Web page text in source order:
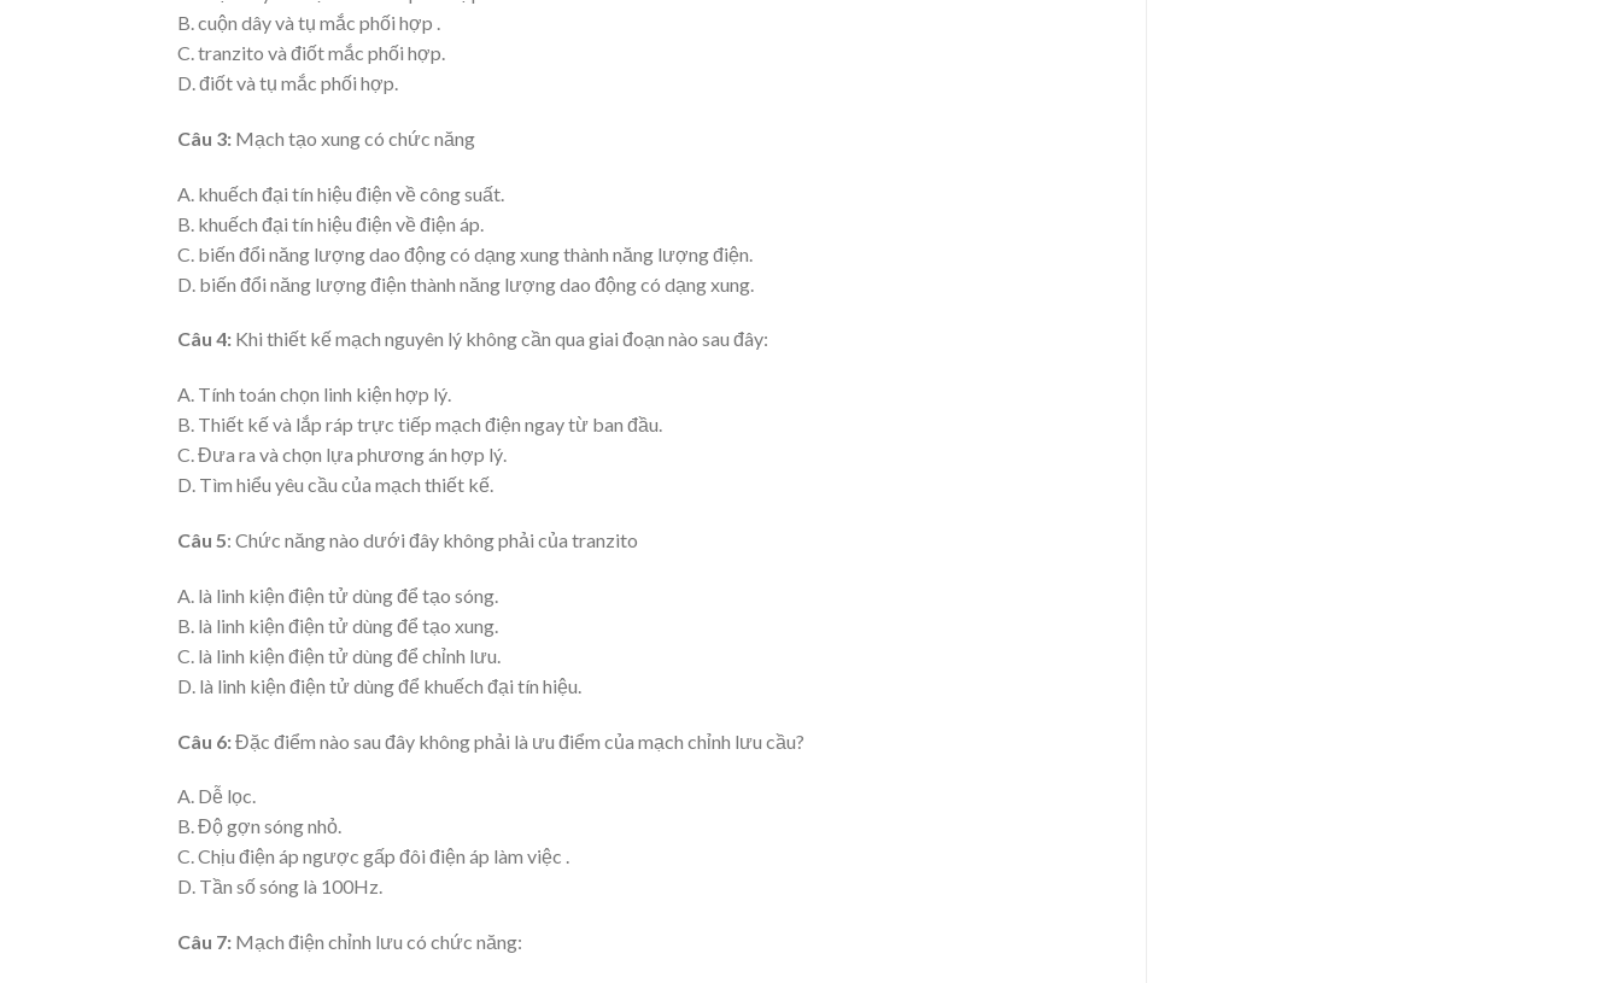
B. cuộn dây và tụ mắc phối hợp .
C. tranzito và điốt mắc phối hợp.
D. điốt và tụ mắc phối hợp.
Câu 3: Mạch tạo xung có chức năng
A. khuếch đại tín hiệu điện về công suất.
B. khuếch đại tín hiệu điện về điện áp.
C. biến đổi năng lượng dao động có dạng xung thành năng lượng điện.
D. biến đổi năng lượng điện thành năng lượng dao động có dạng xung.
Câu 4: Khi thiết kế mạch nguyên lý không cần qua giai đoạn nào sau đây:
A. Tính toán chọn linh kiện hợp lý.
B. Thiết kế và lắp ráp trực tiếp mạch điện ngay từ ban đầu.
C. Đưa ra và chọn lựa phương án hợp lý.
D. Tìm hiểu yêu cầu của mạch thiết kế.
Câu 5: Chức năng nào dưới đây không phải của tranzito
A. là linh kiện điện tử dùng để tạo sóng.
B. là linh kiện điện tử dùng để tạo xung.
C. là linh kiện điện tử dùng để chỉnh lưu.
D. là linh kiện điện tử dùng để khuếch đại tín hiệu.
Câu 6:Đặc điểm nào sau đây không phải là ưu điểm của mạch chỉnh lưu cầu?
A. Dễ lọc.
B. Độ gợn sóng nhỏ.
C. Chịu điện áp ngược gấp đôi điện áp làm việc .
D. Tần số sóng là 100Hz.
Câu 7: Mạch điện chỉnh lưu có chức năng: